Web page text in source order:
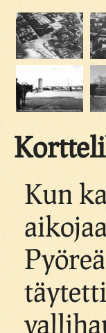
Kun